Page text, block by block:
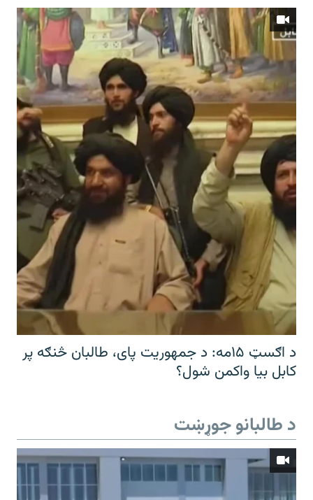
د اګسټ ۱۵مه: د جمهوریت پای، طالبان څنګه پر
کابل بیا واکمن شول؟
د طالبانو جوړښت